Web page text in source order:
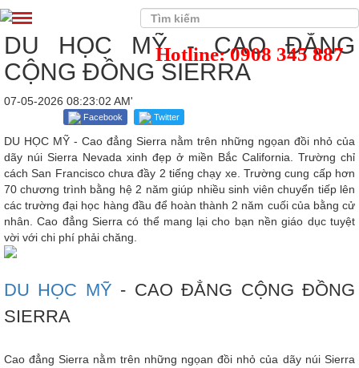
Hotline: 0908 345 887
DU HỌC MỸ - CAO ĐẲNG
CỘNG ĐỒNG SIERRA
07-05-2026 08:23:02 AM'
Facebook Twitter
DU HỌC MỸ - Cao đẳng Sierra nằm trên những ngọan đồi nhỏ của
dãy núi Sierra Nevada xinh đẹp ở miền Bắc California. Trường chỉ
cách San Francisco chưa đầy 2 tiếng chạy xe. Trường cung cấp hơn
70 chương trình bằng hệ 2 năm giúp nhiều sinh viên chuyển tiếp lên
các trường đại học hàng đầu để hoàn thành 2 năm cuối của bằng cử
nhân. Cao đẳng Sierra có thể mang lại cho bạn nền giáo dục tuyệt
vời với chi phí phải chăng.
DU HỌC MỸ - CAO ĐẲNG CỘNG ĐỒNG
SIERRA
Cao đẳng Sierra nằm trên những ngọan đồi nhỏ của dãy núi Sierra